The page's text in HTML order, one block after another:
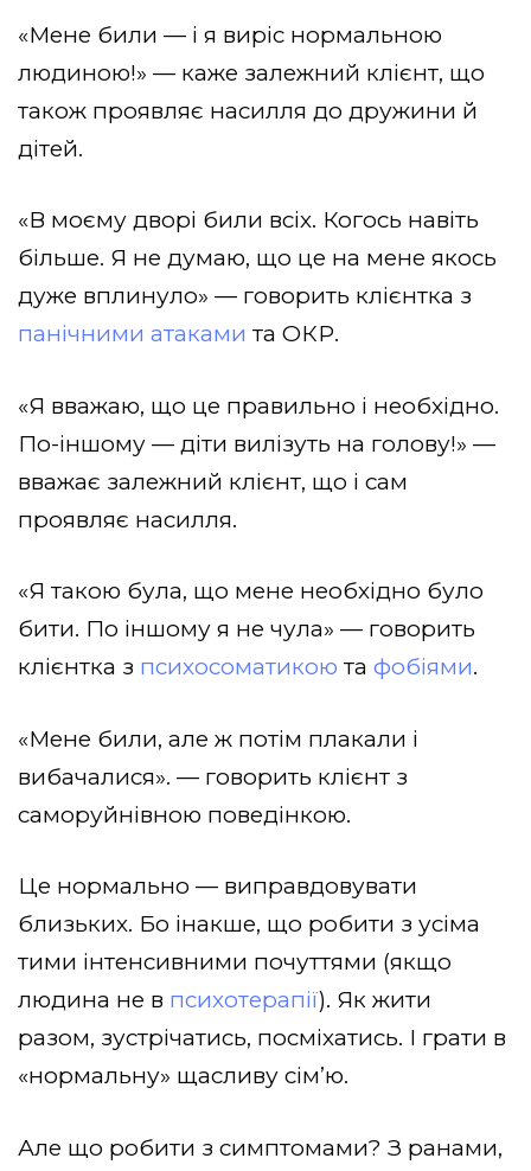
«Мене били — і я виріс нормальною
людиною!» — каже залежний клієнт, що
також проявляє насилля до дружини й
дітей.
«В моєму дворі били всіх. Когось навіть
більше. Я не думаю, що це на мене якось
дуже вплинуло» — говорить клієнтка з
панічними атаками та ОКР.
«Я вважаю, що це правильно і необхідно.
По-іншому — діти вилізуть на голову!» —
вважає залежний клієнт, що і сам
проявляє насилля.
«Я такою була, що мене необхідно було
бити. По іншому я не чула» — говорить
клієнтка з психосоматикою та фобіями.
«Мене били, але ж потім плакали і
вибачалися». — говорить клієнт з
саморуйнівною поведінкою.
Це нормально — виправдовувати
близьких. Бо інакше, що робити з усіма
тими інтенсивними почуттями (якщо
людина не в психотерапії). Як жити
разом, зустрічатись, посміхатись. І грати в
«нормальну» щасливу сімʼю.
Але що робити з симптомами? З ранами,